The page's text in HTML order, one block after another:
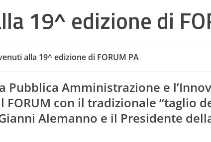
19^ edizione di
alla 19^ edizione di FORUM PA
Pubblica Amministrazione e
FORUM con il tradizionale “taglio
Alemanno e il Presidente